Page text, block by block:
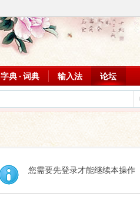
字典 · 词典 输入法 论坛
您需要先登录才能继续本操作